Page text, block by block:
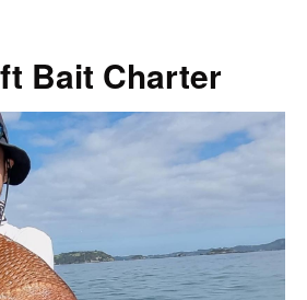
Bait Charter